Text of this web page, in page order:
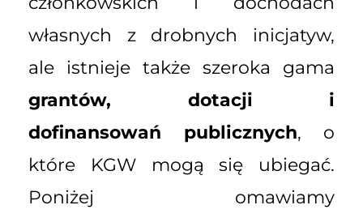
własnych z drobnych inicjatyw,
ale istnieje także szeroka gama
grantów, dotacji i
dofinansowań publicznych, o
które KGW mogą się ubiegać.
Poniżej omawiamy